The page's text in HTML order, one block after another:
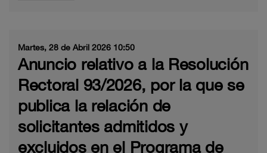
Martes, 28 de Abril 2026 10:50
Anuncio relativo a la Resolución
Rectoral 93/2026, por la que se
publica la relación de
solicitantes admitidos y
excluidos en el Programa de